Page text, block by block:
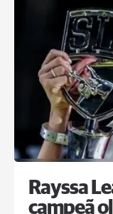
Rayssa
campeã